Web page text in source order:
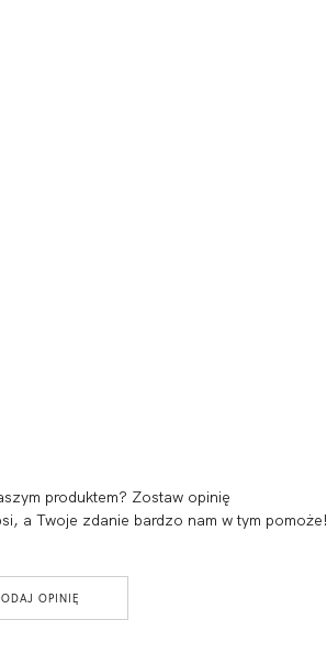
produktem? Zostaw opinię
a Twoje zdanie bardzo nam w tym pomoże!
OPINIĘ